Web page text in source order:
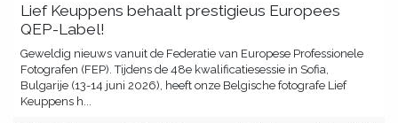
Lief Keuppens behaalt prestigieus Europees
QEP-Label!
Geweldig nieuws vanuit de Federatie van Europese Professionele
Fotografen (FEP). Tijdens de 48e kwalificatiesessie in Sofia,
Bulgarije (13-14 juni 2026), heeft onze Belgische fotografe Lief
Keuppens h...